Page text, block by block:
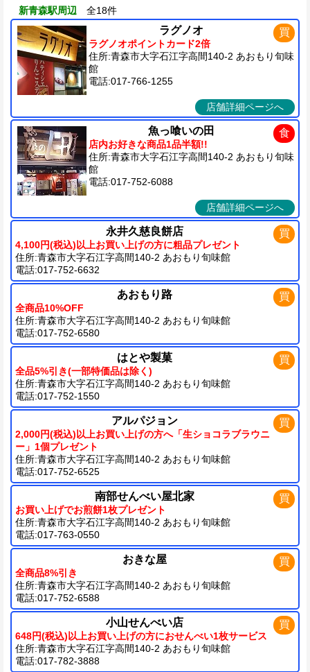
新青森駅周辺 全18件
買
ラグノオ
ラグノオポイントカード2倍
住所:青森市大字石江字高間140-2 あおもり旬味
館
電話:017-766-1255
店舗詳細ページへ
食
魚っ喰いの田
店内お好きな商品1品半額!!
住所:青森市大字石江字高間140-2 あおもり旬味
館
電話:017-752-6088
店舗詳細ページへ
買
永井久慈良餅店
4,100円(税込)以上お買い上げの方に粗品プレゼント
住所:青森市大字石江字高間140-2 あおもり旬味館
電話:017-752-6632
買
あおもり路
全商品10%OFF
住所:青森市大字石江字高間140-2 あおもり旬味館
電話:017-752-6580
買
はとや製菓
全品5%引き(一部特価品は除く)
住所:青森市大字石江字高間140-2 あおもり旬味館
電話:017-752-1550
買
アルパジョン
2,000円(税込)以上お買い上げの方へ「生ショコラブラウニ
ー」1個プレゼント
住所:青森市大字石江字高間140-2 あおもり旬味館
電話:017-752-6525
買
南部せんべい屋北家
お買い上げでお煎餅1枚プレゼント
住所:青森市大字石江字高間140-2 あおもり旬味館
電話:017-763-0550
買
おきな屋
全商品8%引き
住所:青森市大字石江字高間140-2 あおもり旬味館
電話:017-752-6588
買
小山せんべい店
648円(税込)以上お買い上げの方におせんべい1枚サービス
住所:青森市大字石江字高間140-2 あおもり旬味館
電話:017-782-3888